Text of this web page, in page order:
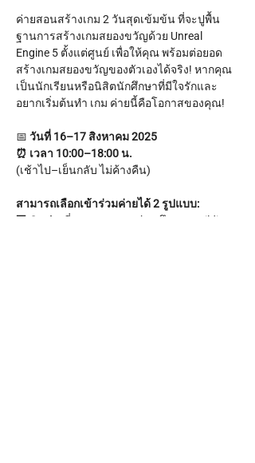
ค่ายสอนสร้างเกม 2 วันสุดเข้มข้น ที่จะปูพื้น
ฐานการสร้างเกมสยองขวัญด้วย Unreal
Engine 5 ตั้งแต่ศูนย์ เพื่อให้คุณ พร้อมต่อยอด
สร้างเกมสยองขวัญของตัวเองได้จริง! หากคุณ
เป็นนักเรียนหรือนิสิตนักศึกษาที่มีใจรักและ
อยากเริ่มต้นทำ เกม ค่ายนี้คือโอกาสของคุณ!
📅 วันที่ 16–17 สิงหาคม 2025
⏰ เวลา 10:00–18:00 น.
(เช้าไป–เย็นกลับ ไม่ค้างคืน)
สามารถเลือกเข้าร่วมค่ายได้ 2 รูปแบบ:
🏢 Onsite
ที่ Game Dev Hub – ตึก BB Building